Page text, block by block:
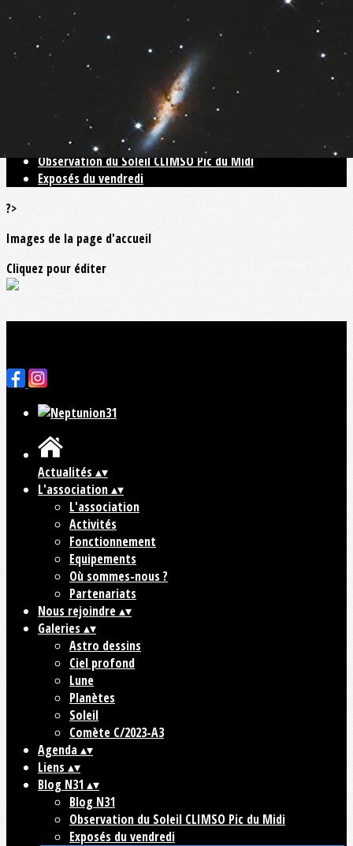
Exporter les lignes sélectionnées
Exporter toutes les colonnes
Exporter uniquement les colonnes affichées
Blog N31
Observation du Soleil CLIMSO Pic du Midi
Exposés du vendredi
?>
Images de la page d'accueil
Cliquez pour éditer
Actualités ▴▾
L'association▴▾
L'association
Activités
Fonctionnement
Equipements
Où sommes-nous ?
Partenariats
Nous rejoindre▴▾
Galeries ▴▾
Astro dessins
Ciel profond
Lune
Planètes
Soleil
Comète C/2023-A3
Agenda▴▾
Liens ▴▾
Blog N31▴▾
Blog N31
Observation du Soleil CLIMSO Pic du Midi
Exposés du vendredi